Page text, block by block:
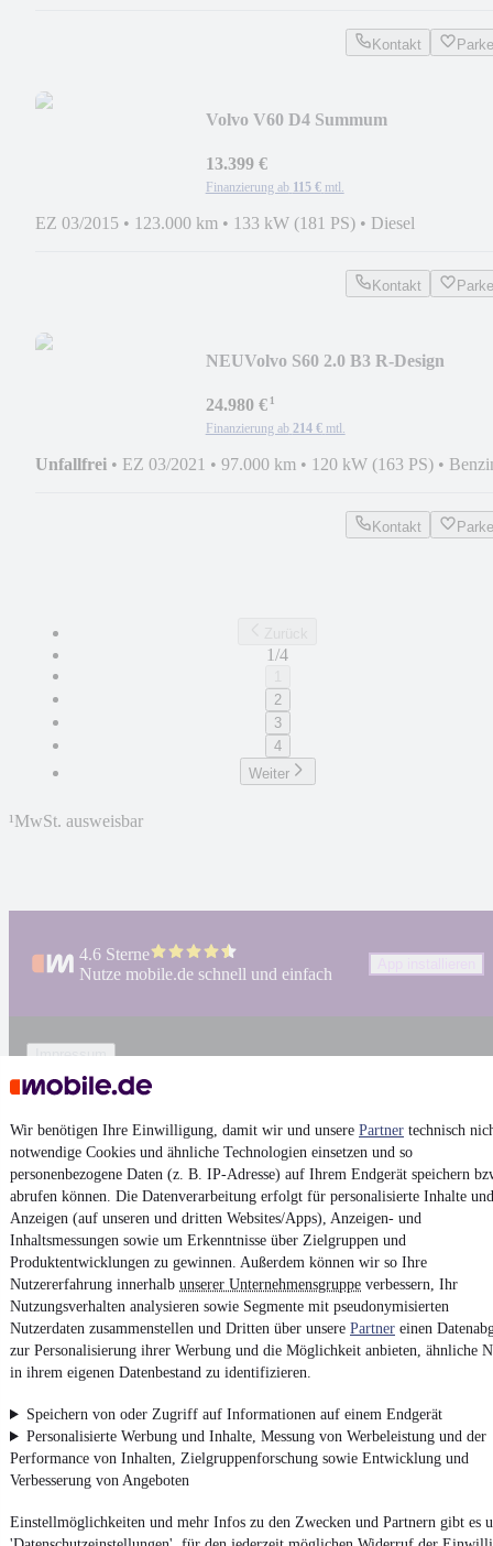
Wir benötigen Ihre Einwilligung, damit wir und unsere Partner technisch
notwendige Cookies und ähnliche Technologien einsetzen und so
personenbezogene Daten (z. B. IP-Adresse) auf Ihrem Endgerät speichern
abrufen können. Die Datenverarbeitung erfolgt für personalisierte Inhalte und
Anzeigen (auf unseren und dritten Websites/Apps), Anzeigen- und
Inhaltsmessungen sowie um Erkenntnisse über Zielgruppen und
Produktentwicklungen zu gewinnen. Außerdem können wir so Ihre
Nutzererfahrung innerhalb unserer Unternehmensgruppe verbessern, Ihr
Nutzungsverhalten analysieren sowie Segmente mit pseudonymisierten
Nutzerdaten zusammenstellen und Dritten über unsere Partner einen
zur Personalisierung ihrer Werbung und die Möglichkeit anbieten, ähnliche
in ihrem eigenen Datenbestand zu identifizieren.
Speichern von oder Zugriff auf Informationen auf einem Endgerät
Personalisierte Werbung und Inhalte, Messung von Werbeleistung und der
Performance von Inhalten, Zielgruppenforschung sowie Entwicklung und
Verbesserung von Angeboten
Einstellmöglichkeiten und mehr Infos zu den Zwecken und Partnern gibt es
Kontakt
Volvo V60 D4 Summum
13.399 €
Finanzierung ab 115 € mtl.
EZ 03/2015 • 123.000 km • 133 kW (181 PS) • Diesel
Kontakt
NEUVolvo S60 2.0 B3 R-Design
24.980 €¹
Finanzierung ab 214 € mtl.
Unfallfrei • EZ 03/2021 • 97.000 km • 120 kW (163 PS) •
Kontakt
1/4
2
3
4
Weiter
¹MwSt. ausweisbar
4.6 Sterne
Nutze mobile.de schnell und einfach
Impressum
AGB
Datenschutz
Datenschutzeinstellungen
Erklärung zur Barrierefreiheit
Report Security Vulnerability (English)
Powered by
ObVolvo GebrauchtwagenoderVolvo Leasing